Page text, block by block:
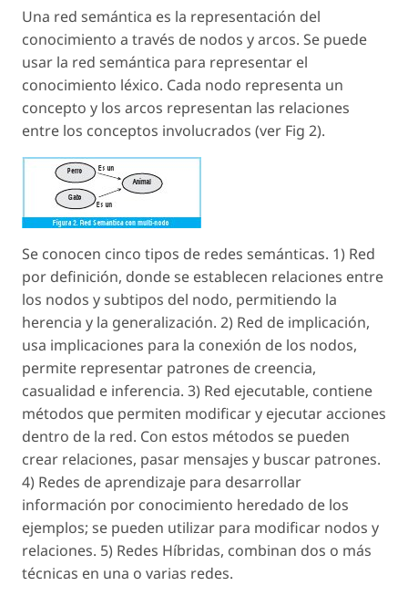
Una red semántica es la representación del
conocimiento a través de nodos y arcos. Se puede
usar la red semántica para representar el
conocimiento léxico. Cada nodo representa un
concepto y los arcos representan las relaciones
entre los conceptos involucrados (ver Fig 2).
Se conocen cinco tipos de redes semánticas. 1) Red
por definición, donde se establecen relaciones entre
los nodos y subtipos del nodo, permitiendo la
herencia y la generalización. 2) Red de implicación,
usa implicaciones para la conexión de los nodos,
permite representar patrones de creencia,
casualidad e inferencia. 3) Red ejecutable, contiene
métodos que permiten modificar y ejecutar acciones
dentro de la red. Con estos métodos se pueden
crear relaciones, pasar mensajes y buscar patrones.
4) Redes de aprendizaje para desarrollar
información por conocimiento heredado de los
ejemplos; se pueden utilizar para modificar nodos y
relaciones. 5) Redes Híbridas, combinan dos o más
técnicas en una o varias redes.